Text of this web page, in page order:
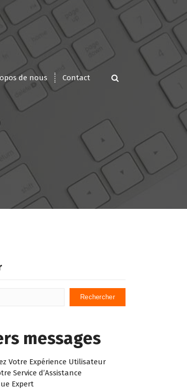
de nous Contact
Rechercher
messages
Votre Expérience Utilisateur
Service d’Assistance
Expert